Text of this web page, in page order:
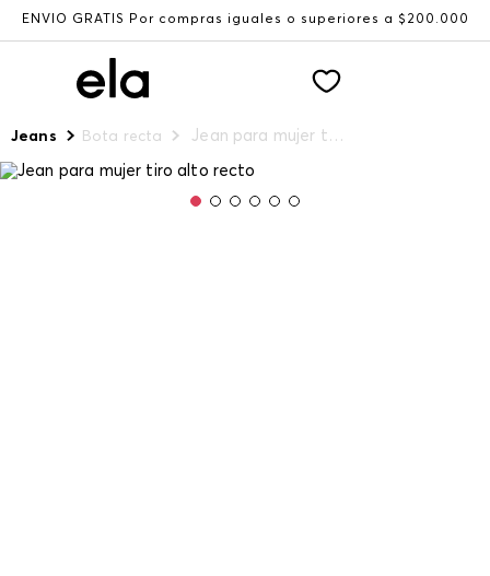
ENVÍO GRATIS Por compras iguales o superiores a $200.000
Jeans Bota recta Jean para mujer tiro alto recto